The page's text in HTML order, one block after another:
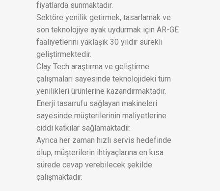
fiyatlarda sunmaktadır.
Sektöre yenilik getirmek, tasarlamak ve
son teknolojiye ayak uydurmak için AR-GE
faaliyetlerini yaklaşık 30 yıldır sürekli
geliştirmektedir.
Clay Tech araştırma ve geliştirme
çalışmaları sayesinde teknolojideki tüm
yenilikleri ürünlerine kazandırmaktadır.
Enerji tasarrufu sağlayan makineleri
sayesinde müşterilerinin maliyetlerine
ciddi katkılar sağlamaktadır.
Ayrıca her zaman hızlı servis hedefinde
olup, müşterilerin ihtiyaçlarına en kısa
sürede cevap verebilecek şekilde
çalışmaktadır.